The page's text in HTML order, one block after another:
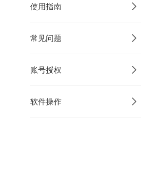
使用指南
常见问题
账号授权
软件操作